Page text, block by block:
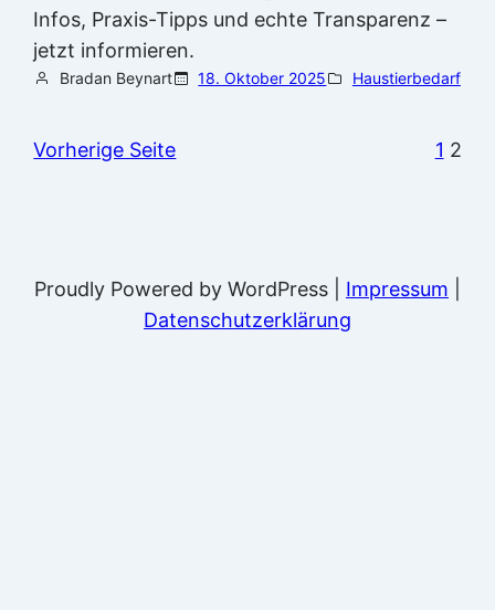
Infos, Praxis-Tipps und echte Transparenz –
jetzt informieren.
Bradan Beynart 18. Oktober 2025 Haustierbedarf
Vorherige Seite 1 2
Proudly Powered by WordPress | Impressum
Datenschutzerklärung